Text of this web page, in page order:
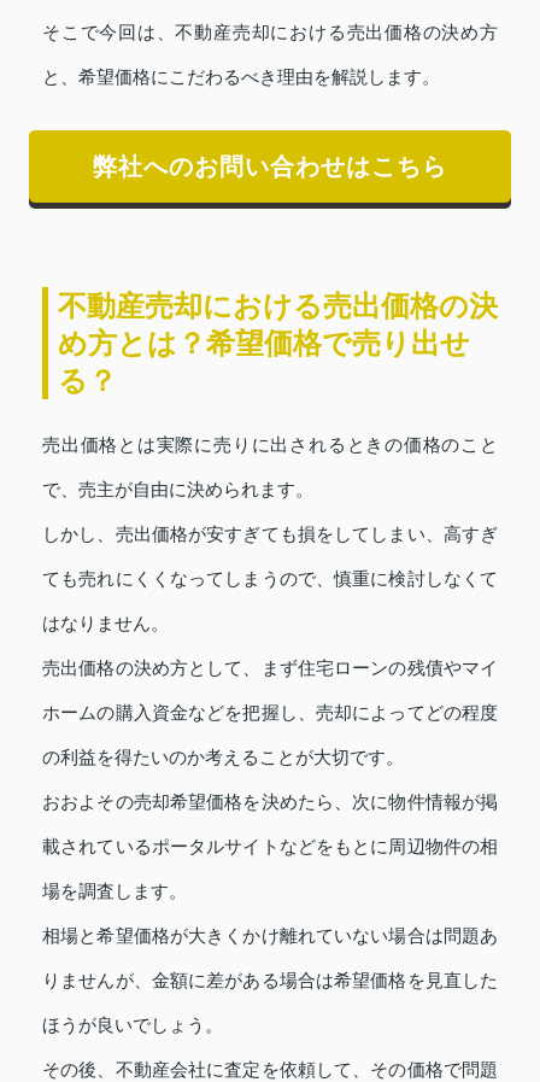
そこで今回は、不動産売却における売出価格の決め方
と、希望価格にこだわるべき理由を解説します。
弊社へのお問い合わせはこちら
不動産売却における売出価格の決
め方とは？希望価格で売り出せ
る？
売出価格とは実際に売りに出されるときの価格のこと
で、売主が自由に決められます。
しかし、売出価格が安すぎても損をしてしまい、高すぎ
ても売れにくくなってしまうので、慎重に検討しなくて
はなりません。
売出価格の決め方として、まず住宅ローンの残債やマイ
ホームの購入資金などを把握し、売却によってどの程度
の利益を得たいのか考えることが大切です。
おおよその売却希望価格を決めたら、次に物件情報が掲
載されているポータルサイトなどをもとに周辺物件の相
場を調査します。
相場と希望価格が大きくかけ離れていない場合は問題あ
りませんが、金額に差がある場合は希望価格を見直した
ほうが良いでしょう。
その後、不動産会社に査定を依頼して、その価格で問題